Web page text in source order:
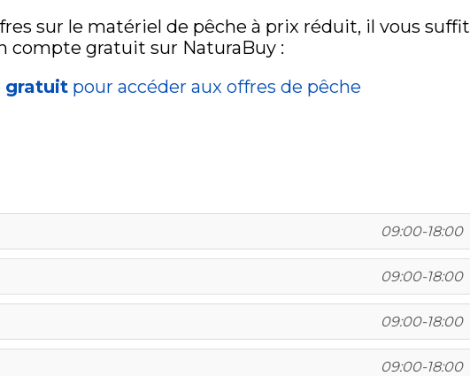
sur le matériel de pêche à prix réduit, il vous suffit
compte gratuit sur NaturaBuy :
gratuitpour accéder aux offres de pêche
09:00-18:00
09:00-18:00
09:00-18:00
09:00-18:00